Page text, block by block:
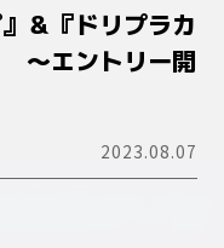
＆『ドリプラカ
～エントリー開
2023.08.07